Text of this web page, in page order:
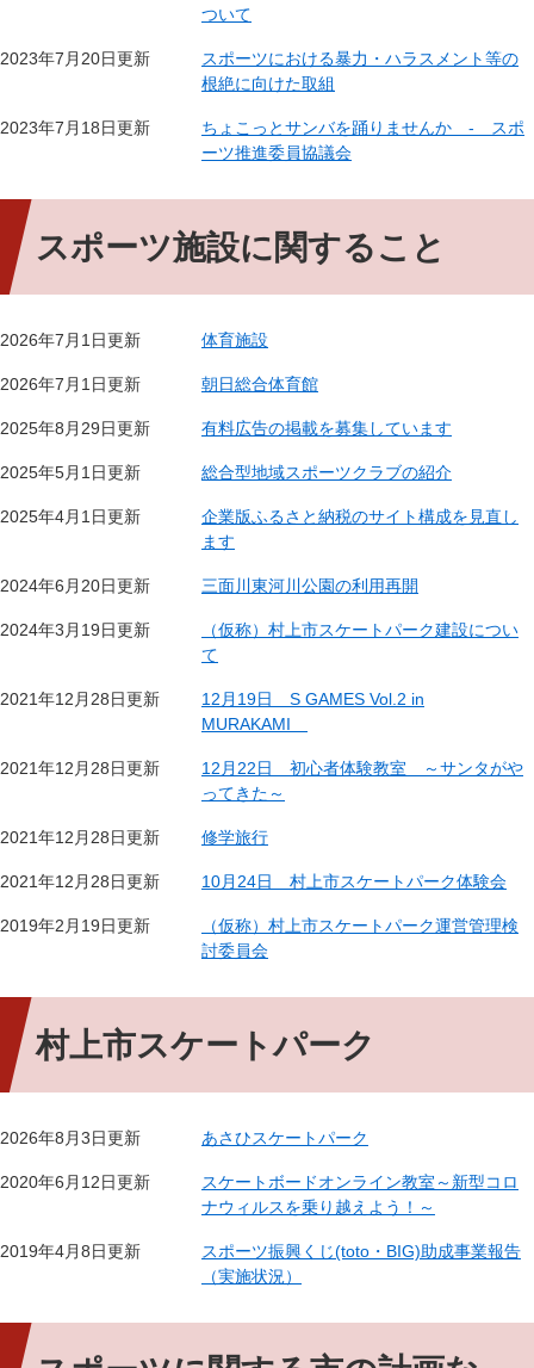
ついて
2023年7月20日更新
スポーツにおける暴力・ハラスメント等の
根絶に向けた取組
2023年7月18日更新
ちょこっとサンバを踊りませんか - スポ
ーツ推進委員協議会
スポーツ施設に関すること
2026年7月1日更新 体育施設
2026年7月1日更新 朝日総合体育館
2025年8月29日更新 有料広告の掲載を募集しています
2025年5月1日更新 総合型地域スポーツクラブの紹介
2025年4月1日更新
企業版ふるさと納税のサイト構成を見直し
ます
2024年6月20日更新 三面川東河川公園の利用再開
2024年3月19日更新
（仮称）村上市スケートパーク建設につい
て
2021年12月28日更新
12月19日 S GAMES Vol.2 in
MURAKAMI
2021年12月28日更新
12月22日 初心者体験教室 ～サンタがや
ってきた～
2021年12月28日更新 修学旅行
2021年12月28日更新 10月24日 村上市スケートパーク体験会
2019年2月19日更新
（仮称）村上市スケートパーク運営管理検
討委員会
村上市スケートパーク
2026年8月3日更新 あさひスケートパーク
2020年6月12日更新
スケートボードオンライン教室～新型コロ
ナウィルスを乗り越えよう！～
2019年4月8日更新
スポーツ振興くじ(toto・BIG)助成事業報告
（実施状況）